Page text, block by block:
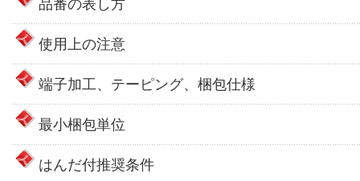
品番の表し方
使用上の注意
端子加工、テーピング、梱包仕様
最小梱包単位
はんだ付推奨条件